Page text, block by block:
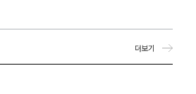
더보기